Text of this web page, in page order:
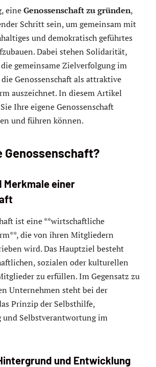
eineGenossenschaft zu gründen,
Schritt sein, um gemeinsam mit
und demokratisch geführtes
Dabei stehen Solidarität,
gemeinsame Zielverfolgung im
Genossenschaft als attraktive
auszeichnet. In diesem Artikel
Ihre eigene Genossenschaft
und führen können.
Genossenschaft?
Merkmale einer
ist eine **wirtschaftliche
die von ihren Mitgliedern
wird. Das Hauptziel besteht
sozialen oder kulturellen
zu erfüllen. Im Gegensatz zu
Unternehmen steht bei der
Prinzip der Selbsthilfe,
und Selbstverantwortung im
und Entwicklung